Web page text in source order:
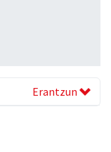
Erantzun